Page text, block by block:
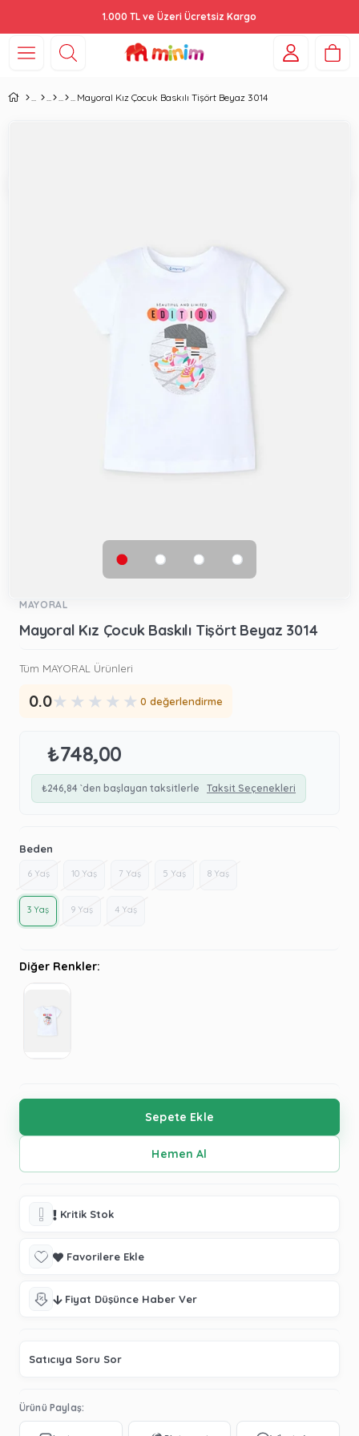
1.000 TL ve Üzeri Ücretsiz Kargo
Mayoral Kız Çocuk Baskılı Tişört Beyaz 3014
MAYORAL
Mayoral Kız Çocuk Baskılı Tişört Beyaz 3014
Tüm MAYORAL Ürünleri
0.0★ ★ ★ ★ ★ 0 değerlendirme
₺748,00
₺246,84 `den başlayan taksitlerle Taksit Seçenekleri
Beden
6 Yaş 10 Yaş 7 Yaş 5 Yaş 8 Yaş
3 Yaş 9 Yaş 4 Yaş
Diğer Renkler:
Kritik Stok
Favorilere Ekle
Fiyat Düşünce Haber Ver
Satıcıya Soru Sor
Ürünü Paylaş: